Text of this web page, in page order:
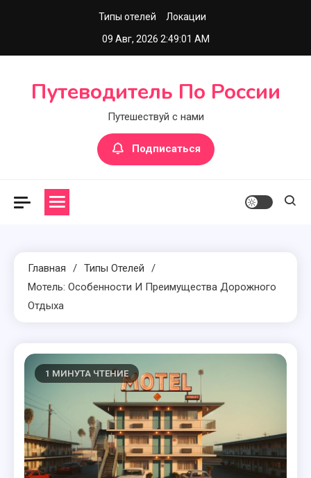
Типы отелей
Локации
09 Авг, 2026 2:49:02 AM
Путеводитель По России
Путешествуй с нами
Подписаться
Главная
Типы Отелей
Мотель: Особенности И Преимущества Дорожного
Отдыха
1 МИНУТА ЧТЕНИЕ